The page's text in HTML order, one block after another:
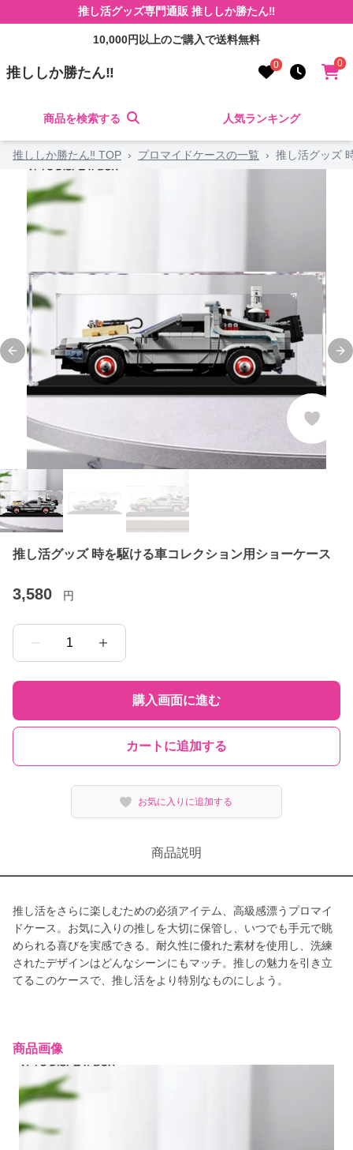
推し活グッズ専門通販 推ししか勝たん‼
10,000円以上のご購入で送料無料
推ししか勝たん‼ 0 0
商品を検索する 人気ランキング
推ししか勝たん‼ TOP › プロマイドケースの一覧 › 推し活グッズ
Previous slide
推し活グッズ 時を駆ける車コレクション用ショーケース
3,580 円
1
購入画面に進む
カートに追加する
お気に入りに追加する
商品説明
推し活をさらに楽しむための必須アイテム、高級感漂うプロマイ
ドケース。お気に入りの推しを大切に保管し、いつでも手元で眺
められる喜びを実感できる。耐久性に優れた素材を使用し、洗練
されたデザインはどんなシーンにもマッチ。推しの魅力を引き立
てるこのケースで、推し活をより特別なものにしよう。
商品画像